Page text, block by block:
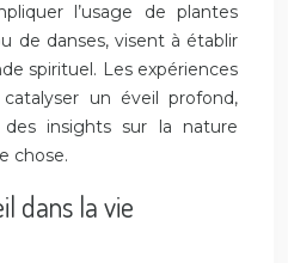
l’usage de plantes
de danses, visent à établir
spirituel. Les expériences
un éveil profond,
insights sur la nature
chose.
dans la vie